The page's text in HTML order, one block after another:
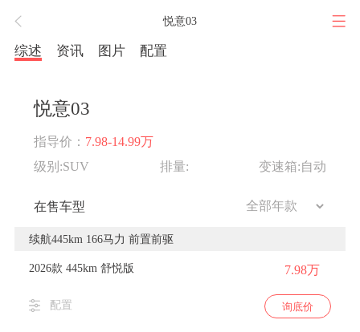
悦意03
综述 资讯 图片 配置
悦意03
指导价： 7.98-14.99万
级别:SUV
排量: 变速箱:自动
在售车型
续航445km 166马力 前置前驱
2026款 445km 舒悦版 7.98万
配置 询底价